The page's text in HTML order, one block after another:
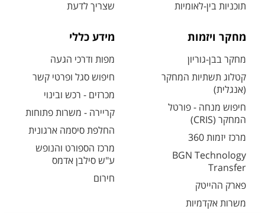
תוכניות בין-לאומיות
שצריך לדעת
מחקר ויזמות
מחקר בבן-גוריון
קטלוג תשתיות המחקר
(אנגלית)
חיפוש מנחה - פורטל
המחקר (CRIS)
מרכז יזמות 360
BGN Technology
Transfer
פארק ההייטק
משרות אקדמיות
מידע כללי
מפות ודרכי הגעה
חיפוש סגל ופרטי קשר
מכרזים - רכש ובינוי
קריירה - משרות פתוחות
החלפת סיסמה ארגונית
מרכז הספורט והנופש
ע"ש סילבן אדמס
חירום